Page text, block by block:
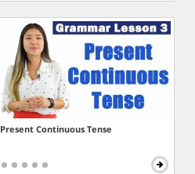
Present Continuous Tense